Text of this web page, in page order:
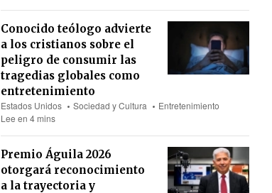
Conocido teólogo advierte
a los cristianos sobre el
peligro de consumir las
tragedias globales como
entretenimiento
Estados Unidos Sociedad y Cultura
Entretenimiento
Lee en 4 mins
Premio Águila 2026
otorgará reconocimiento
a la trayectoria y